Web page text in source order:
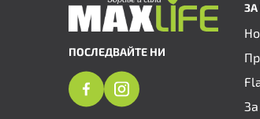
ПОСЛЕДВАЙТЕ НИ
ЗА